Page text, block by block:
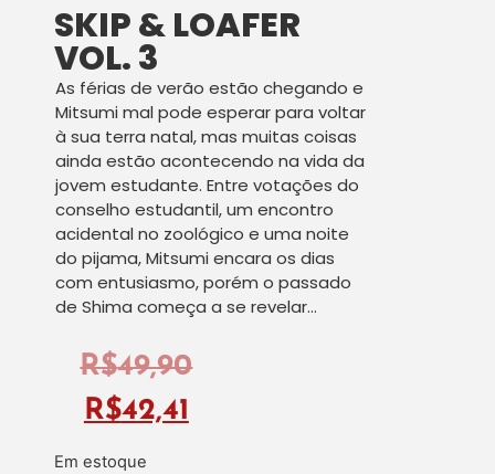
SKIP & LOAFER
VOL. 3
As férias de verão estão chegando e
Mitsumi mal pode esperar para voltar
à sua terra natal, mas muitas coisas
ainda estão acontecendo na vida da
jovem estudante. Entre votações do
conselho estudantil, um encontro
acidental no zoológico e uma noite
do pijama, Mitsumi encara os dias
com entusiasmo, porém o passado
de Shima começa a se revelar…
R$49,90
R$42,41
Em estoque